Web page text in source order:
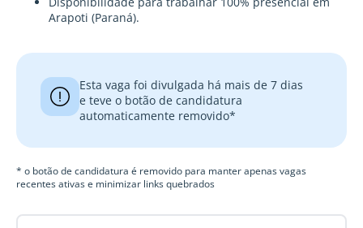
Arapoti (Paraná).
Esta vaga foi divulgada há mais de 7 dias
e teve o botão de candidatura
automaticamente removido*
* o botão de candidatura é removido para manter apenas vagas
recentes ativas e minimizar links quebrados